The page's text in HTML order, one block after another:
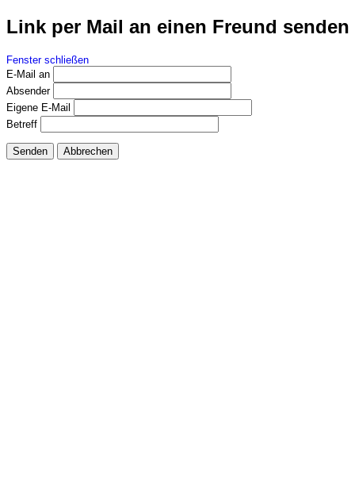
Link per Mail an einen Freund senden
Fenster schließen
E-Mail an
Absender
Eigene E-Mail
Betreff
Senden Abbrechen